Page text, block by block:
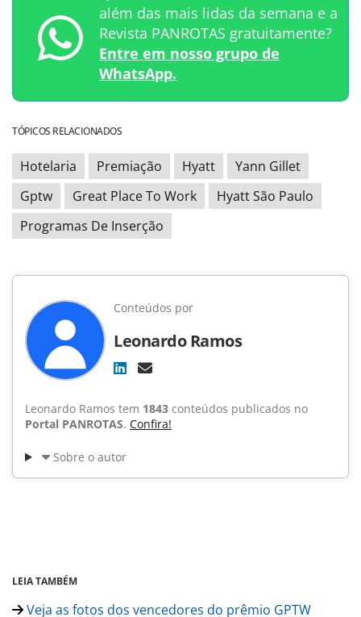
além das mais lidas da semana e a
Revista PANROTAS gratuitamente?
Entre em nosso grupo de
WhatsApp.
TÓPICOS RELACIONADOS
Hotelaria Premiação Hyatt
Yann Gillet
Gptw
Great Place To Work
Hyatt São Paulo
Programas De Inserção
Conteúdos por
Leonardo Ramos
Leonardo Ramos tem 1843 conteúdos publicados no
Portal PANROTAS. Confira!
Sobre o autor
LEIA TAMBÉM
Veja as fotos dos vencedores do prêmio GPTW